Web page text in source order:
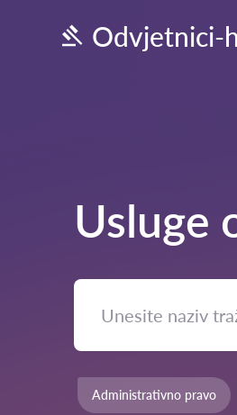
Odvjetnici-
Usluge
Administrativno pravo